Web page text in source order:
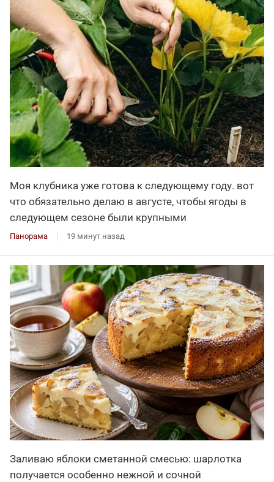
Моя клубника уже готова к следующему году. вот
что обязательно делаю в августе, чтобы ягоды в
следующем сезоне были крупными
Панорама 19 минут назад
Заливаю яблоки сметанной смесью: шарлотка
получается особенно нежной и сочной